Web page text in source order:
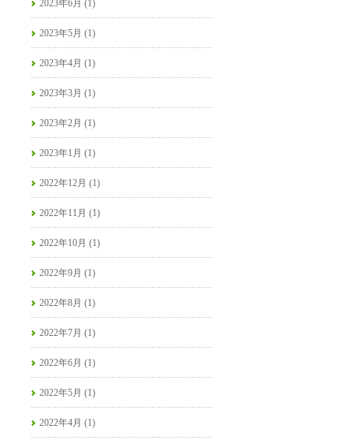
2023年6月 (1)
2023年5月 (1)
2023年4月 (1)
2023年3月 (1)
2023年2月 (1)
2023年1月 (1)
2022年12月 (1)
2022年11月 (1)
2022年10月 (1)
2022年9月 (1)
2022年8月 (1)
2022年7月 (1)
2022年6月 (1)
2022年5月 (1)
2022年4月 (1)